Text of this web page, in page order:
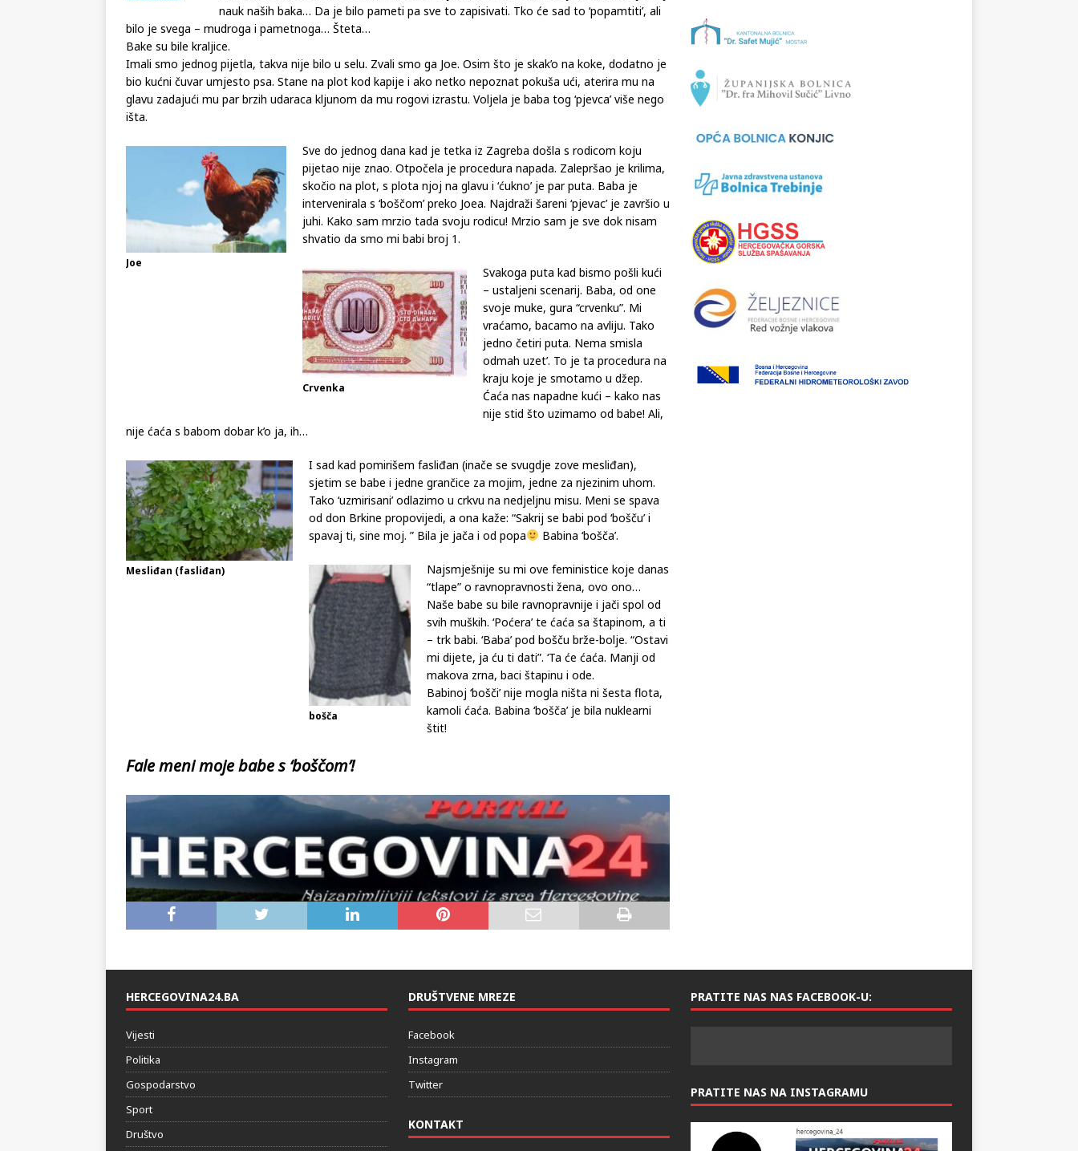
nauk naših baka… Da je bilo pameti pa sve to zapisivati. Tko će sad to ‘popamtiti’, ali
bilo je svega – mudroga i pametnoga… Šteta…
Bake su bile kraljice.
Imali smo jednog pijetla, takva nije bilo u selu. Zvali smo ga Joe. Osim što je skak’o na koke, dodatno je
bio kućni čuvar umjesto psa. Stane na plot kod kapije i ako netko nepoznat pokuša ući, aterira mu na
glavu zadajući mu par brzih udaraca kljunom da mu rogovi izrastu. Voljela je baba tog ‘pjevca’ više nego
išta.
Joe
Sve do jednog dana kad je tetka iz Zagreba došla s rodicom koju
pijetao nije znao. Otpočela je procedura napada. Zalepršao je krilima,
skočio na plot, s plota njoj na glavu i ‘ćukno’ je par puta. Baba je
intervenirala s ‘boščom’ preko Joea. Najdraži šareni ‘pjevac’ je završio u
juhi. Kako sam mrzio tada svoju rodicu! Mrzio sam je sve dok nisam
shvatio da smo mi babi broj 1.
Crvenka
Svakoga puta kad bismo pošli kući
– ustaljeni scenarij. Baba, od one
svoje muke, gura “crvenku”. Mi
vraćamo, bacamo na avliju. Tako
jedno četiri puta. Nema smisla
odmah uzet’. To je ta procedura na
kraju koje je smotamo u džep.
Ćaća nas napadne kući – kako nas
nije stid što uzimamo od babe! Ali,
nije ćaća s babom dobar k’o ja, ih…
Mesliđan (fasliđan)
I sad kad pomirišem fasliđan (inače se svugdje zove mesliđan),
sjetim se babe i jedne grančice za mojim, jedne za njezinim uhom.
Tako ‘uzmirisani’ odlazimo u crkvu na nedjeljnu misu. Meni se spava
od don Brkine propovijedi, a ona kaže: “Sakrij se babi pod ‘bošču’ i
spavaj ti, sine moj. ” Bila je jača i od popa
Babina ‘bošča’.
bošča
Najsmješnije su mi ove feministice koje danas
“tlape” o ravnopravnosti žena, ovo ono…
Naše babe su bile ravnopravnije i jači spol od
svih muških. ‘Poćera’ te ćaća sa štapinom, a ti
– trk babi. ‘Baba’ pod bošču brže-bolje. “Ostavi
mi dijete, ja ću ti dati”. ‘Ta će ćaća. Manji od
makova zrna, baci štapinu i ode.
Babinoj ‘bošči’ nije mogla ništa ni šesta flota,
kamoli ćaća. Babina ‘bošča’ je bila nuklearni
štit!
Fale meni moje babe s ‘boščom’!
HERCEGOVINA24.BA
Vijesti
Politika
Gospodarstvo
Sport
Društvo
DRUŠTVENE MREZE
Facebook
Instagram
Twitter
KONTAKT
PRATITE NAS NAS FACEBOOK-U:
PRATITE NAS NA INSTAGRAMU